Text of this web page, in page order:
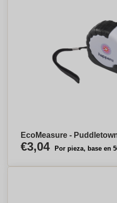
EcoMeasure -
€3,04 Por pieza, base en